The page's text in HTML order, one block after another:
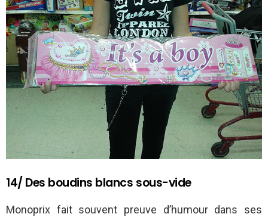
14/ Des boudins blancs sous-vide
Monoprix fait souvent preuve d’humour dans ses